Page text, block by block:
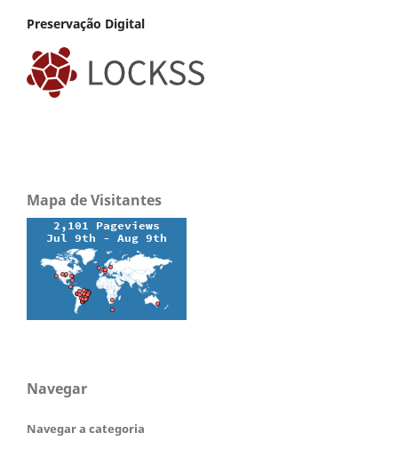
Preservação Digital
Mapa de Visitantes
Navegar
Navegar a categoria